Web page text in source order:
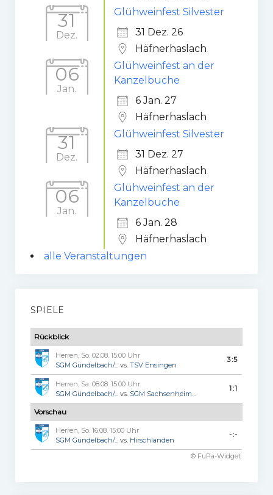
31
Dez.
Glühweinfest Silvester
31 Dez. 26
Häfnerhaslach
06
Jan.
Glühweinfest an der
Kanzelbuche
6 Jan. 27
Häfnerhaslach
31
Dez.
Glühweinfest Silvester
31 Dez. 27
Häfnerhaslach
06
Jan.
Glühweinfest an der
Kanzelbuche
6 Jan. 28
Häfnerhaslach
alle Veranstaltungen
SPIELE
Rückblick
Herren, So. 02.08. 15:00 Uhr
SGM Gündelbach/...vs. TSV Ensingen
3:5
Herren, Sa. 08.08. 15:00 Uhr
SGM Gündelbach/...vs. SGM Sachsenheim...
1:1
Vorschau
Herren, So. 16.08. 15:00 Uhr
SGM Gündelbach/...vs. Hirschlanden
-:-
© FuPa-Widget